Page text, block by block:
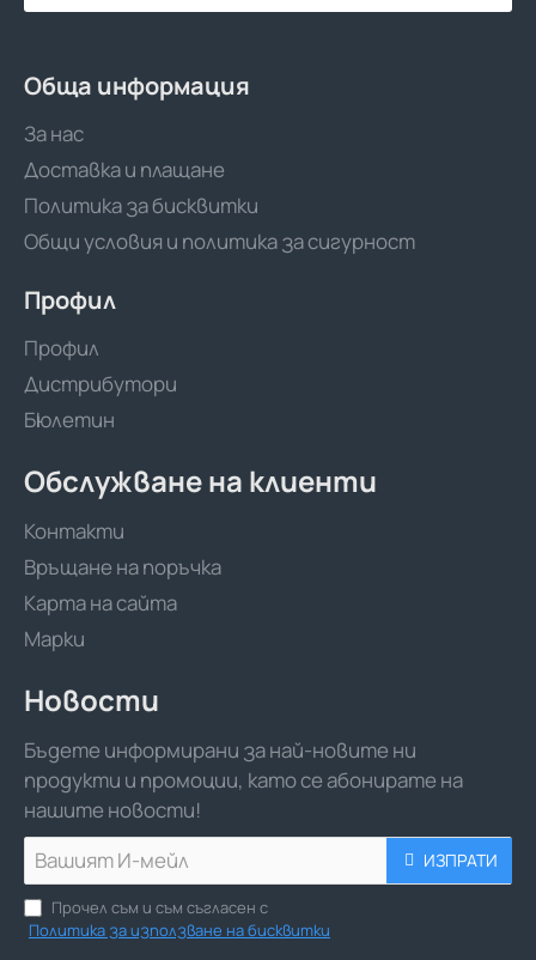
Обща информация
За нас
Доставка и плащане
Политика за бисквитки
Общи условия и политика за сигурност
Профил
Профил
Дистрибутори
Бюлетин
Обслужване на клиенти
Контакти
Връщане на поръчка
Карта на сайта
Марки
Новости
Бъдете информирани за най-новите ни
продукти и промоции, като се абонирате на
нашите новости!
И-
мейл
ИЗПРАТИ
Прочел съм и съм съгласен с
Политика за използване на бисквитки